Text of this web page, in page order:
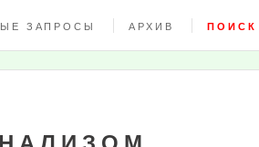
ЗАПРОСЫ АРХИВ ПОИСК